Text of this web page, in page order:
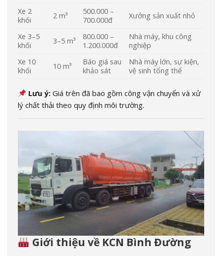
Xe 2
khối
2 m³
500.000 –
700.000đ
Xưởng sản xuất nhỏ
Xe 3–5
khối
3–5 m³
800.000 –
1.200.000đ
Nhà máy, khu công
nghiệp
Xe 10
khối
10 m³
Báo giá sau
khảo sát
Nhà máy lớn, sự kiện,
vệ sinh tổng thể
Lưu ý: Giá trên đã bao gồm công vận chuyển và xử
lý chất thải theo quy định môi trường.
Giới thiệu về KCN Bình Đường